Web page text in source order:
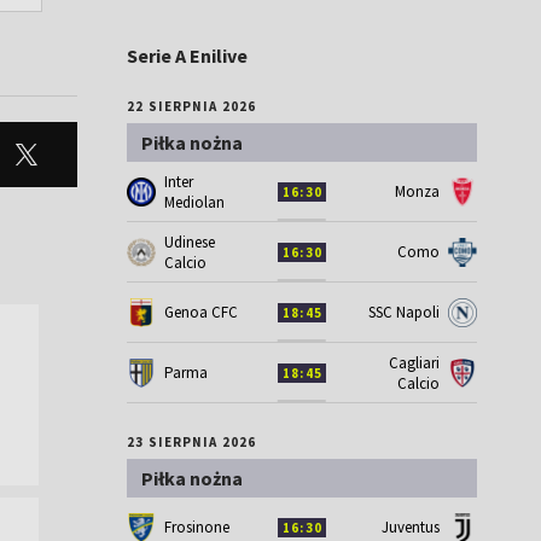
Serie A Enilive
22 SIERPNIA 2026
Piłka nożna
Inter
Mediolan
16:30 Monza
Udinese
Calcio
16:30 Como
Genoa CFC 18:45 SSC Napoli
Parma 18:45
Cagliari
Calcio
23 SIERPNIA 2026
Piłka nożna
Frosinone 16:30 Juventus